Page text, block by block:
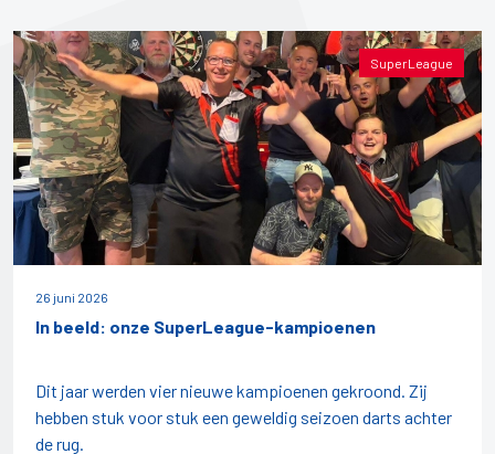
SuperLeague
26 juni 2026
In beeld: onze SuperLeague-kampioenen
Dit jaar werden vier nieuwe kampioenen gekroond. Zij
hebben stuk voor stuk een geweldig seizoen darts achter
de rug.